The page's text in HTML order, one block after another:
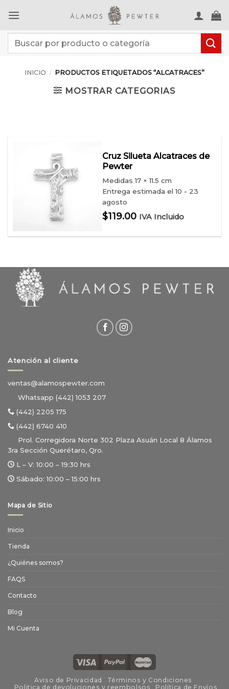
contenido
Buscar
INICIO / PRODUCTOS ETIQUETADOS “ALCATRACES”
MOSTRAR CATEGORIAS
Cruz Silueta Alcatraces de
Pewter
Medidas17 × 11.5 cm
Entrega estimada el 10 - 23
agosto
$119.00 IVA Incluido
Atención al cliente
ventas@alamospewter.com
Whatsapp (442) 1053 207
(442) 2205 175
(442) 6740 410
Prol. Corregidora Norte 302 Plaza Asuán Local 8 Álamos
3ra Sección Querétaro, Qro.
L – V: 10:00 – 19:30 hrs
Sábado: 10:00 – 15:00 hrs
Mapa de Sitio
Inicio
Tienda
¿Quiénes somos?
FAQS
Contacto
Blog
Mi Cuenta
Aviso de Privacidad
Términos y Condiciones
Politica de devoluciones y reembolsos
Política de Envíos